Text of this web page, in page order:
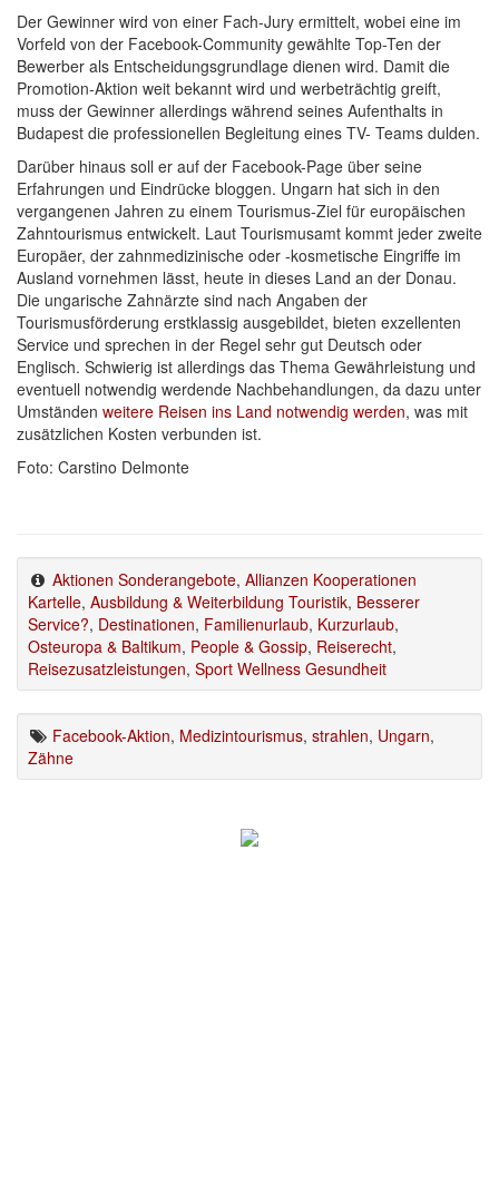
Der Gewinner wird von einer Fach-Jury ermittelt, wobei eine im
Vorfeld von der Facebook-Community gewählte Top-Ten der
Bewerber als Entscheidungsgrundlage dienen wird. Damit die
Promotion-Aktion weit bekannt wird und werbeträchtig greift,
muss der Gewinner allerdings während seines Aufenthalts in
Budapest die professionellen Begleitung eines TV- Teams dulden.
Darüber hinaus soll er auf der Facebook-Page über seine
Erfahrungen und Eindrücke bloggen. Ungarn hat sich in den
vergangenen Jahren zu einem Tourismus-Ziel für europäischen
Zahntourismus entwickelt. Laut Tourismusamt kommt jeder zweite
Europäer, der zahnmedizinische oder -kosmetische Eingriffe im
Ausland vornehmen lässt, heute in dieses Land an der Donau.
Die ungarische Zahnärzte sind nach Angaben der
Tourismusförderung erstklassig ausgebildet, bieten exzellenten
Service und sprechen in der Regel sehr gut Deutsch oder
Englisch. Schwierig ist allerdings das Thema Gewährleistung und
eventuell notwendig werdende Nachbehandlungen, da dazu unter
Umständen weitere Reisen ins Land notwendig werden, was mit
zusätzlichen Kosten verbunden ist.
Foto: Carstino Delmonte
Aktionen Sonderangebote, Allianzen Kooperationen
Kartelle, Ausbildung & Weiterbildung Touristik, Besserer
Service?, Destinationen, Familienurlaub, Kurzurlaub,
Osteuropa & Baltikum, People & Gossip, Reiserecht,
Reisezusatzleistungen, Sport Wellness Gesundheit
Facebook-Aktion, Medizintourismus, strahlen, Ungarn,
Zähne